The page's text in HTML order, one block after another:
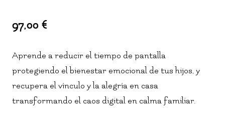
97,00 €
Aprende a reducir el tiempo de pantalla
protegiendo el bienestar emocional de tus hijos, y
recupera el vínculo y la alegría en casa
transformando el caos digital en calma familiar.